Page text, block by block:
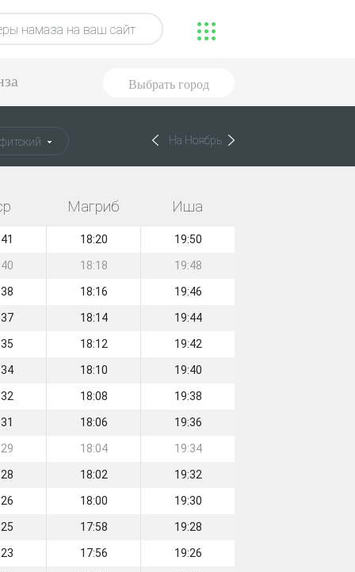
намаза на ваш сайт
Выбрать город
На Ноябрь
Магриб Иша
18:20 19:50
18:18 19:48
18:16 19:46
18:14 19:44
18:12 19:42
18:10 19:40
18:08 19:38
18:06 19:36
18:04 19:34
18:02 19:32
18:00 19:30
17:58 19:28
17:56 19:26